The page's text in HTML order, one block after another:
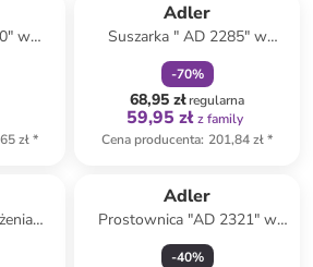
w
zł*
Adler
Suszarka " AD 2285" w
kolorze białym
-70%
68,95 złregularna
59,95 zł z family
Cena producenta: 201,84 zł*
Adler
Prostownica "AD 2321" w
kolorze białym
-40%